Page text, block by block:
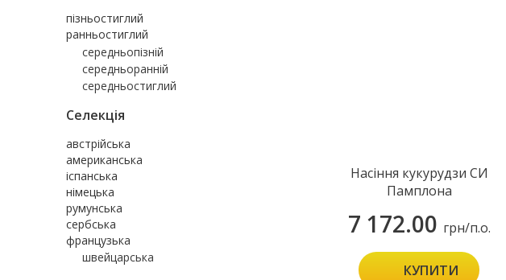
пізньостиглий
ранньостиглий
середньопізній
середньоранній
середньостиглий
Селекція
австрійська
американська
іспанська
німецька
румунська
сербська
французька
швейцарська
Насіння кукурудзи СИ
Памплона
7 172.00 грн/п.о.
КУПИТИ